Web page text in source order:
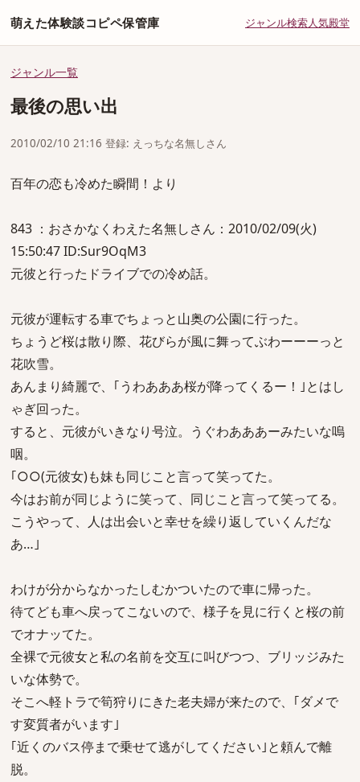
萌えた体験談コピペ保管庫 ジャンル検索人気殿堂
ジャンル一覧
最後の思い出
2010/02/10 21:16 登録: えっちな名無しさん
百年の恋も冷めた瞬間！より
843 ：おさかなくわえた名無しさん：2010/02/09(火)
15:50:47 ID:Sur9OqM3
元彼と行ったドライブでの冷め話。
元彼が運転する車でちょっと山奥の公園に行った。
ちょうど桜は散り際、花びらが風に舞ってぶわーーーっと
花吹雪。
あんまり綺麗で、｢うわあああ桜が降ってくるー！｣とはし
ゃぎ回った。
すると、元彼がいきなり号泣。うぐわあああーみたいな嗚
咽。
｢○○(元彼女)も妹も同じこと言って笑ってた。
今はお前が同じように笑って、同じこと言って笑ってる。
こうやって、人は出会いと幸せを繰り返していくんだな
あ…｣
わけが分からなかったしむかついたので車に帰った。
待てども車へ戻ってこないので、様子を見に行くと桜の前
でオナッてた。
全裸で元彼女と私の名前を交互に叫びつつ、ブリッジみた
いな体勢で。
そこへ軽トラで筍狩りにきた老夫婦が来たので、｢ダメで
す変質者がいます｣
｢近くのバス停まで乗せて逃がしてください｣と頼んで離
脱。